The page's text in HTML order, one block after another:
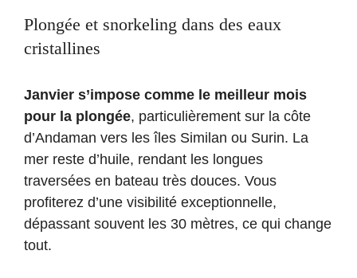
Plongée et snorkeling dans des eaux
cristallines
Janvier s’impose comme le meilleur mois
pour la plongée, particulièrement sur la côte
d’Andaman vers les îles Similan ou Surin. La
mer reste d’huile, rendant les longues
traversées en bateau très douces. Vous
profiterez d’une visibilité exceptionnelle,
dépassant souvent les 30 mètres, ce qui change
tout.